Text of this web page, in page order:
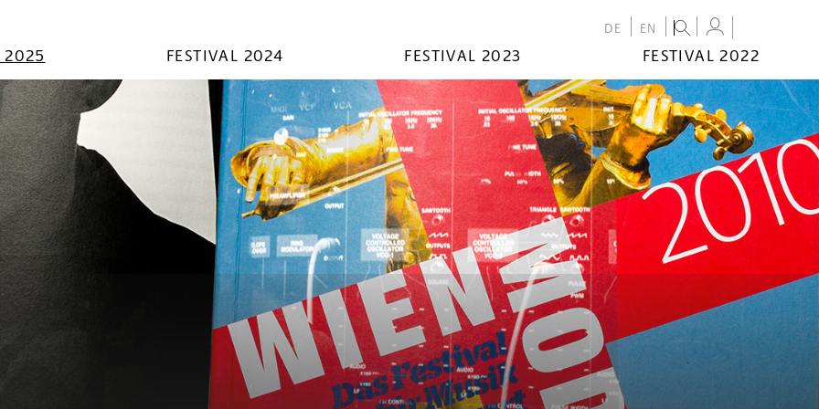
DE EN
2025 FESTIVAL 2024 FESTIVAL 2023 FESTIVAL 2022